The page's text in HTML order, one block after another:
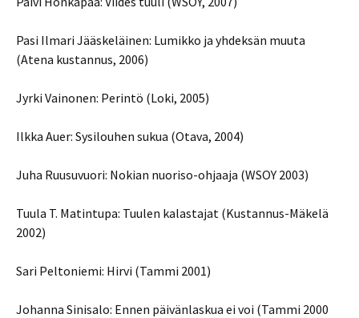
Pasi Ilmari Jääskeläinen: Lumikko ja yhdeksän muuta
(Atena kustannus, 2006)
Jyrki Vainonen: Perintö (Loki, 2005)
Ilkka Auer: Sysilouhen sukua (Otava, 2004)
Juha Ruusuvuori: Nokian nuoriso-ohjaaja (WSOY 2003)
Tuula T. Matintupa: Tuulen kalastajat (Kustannus-Mäkelä
2002)
Sari Peltoniemi: Hirvi (Tammi 2001)
Johanna Sinisalo: Ennen päivänlaskua ei voi (Tammi 2000